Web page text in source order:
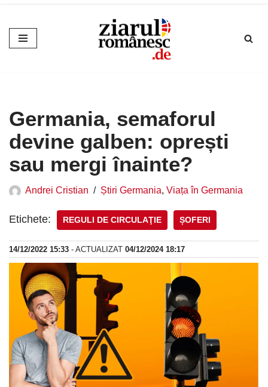
Sari
la
Germania, semaforul
devine galben: oprești
sau mergi înainte?
Andrei Cristian Știri Germania, Viața în Germania
Etichete: REGULI DE CIRCULAŢIE ȘOFERI
14/12/2022 15:33 - ACTUALIZAT 04/12/2024 18:17